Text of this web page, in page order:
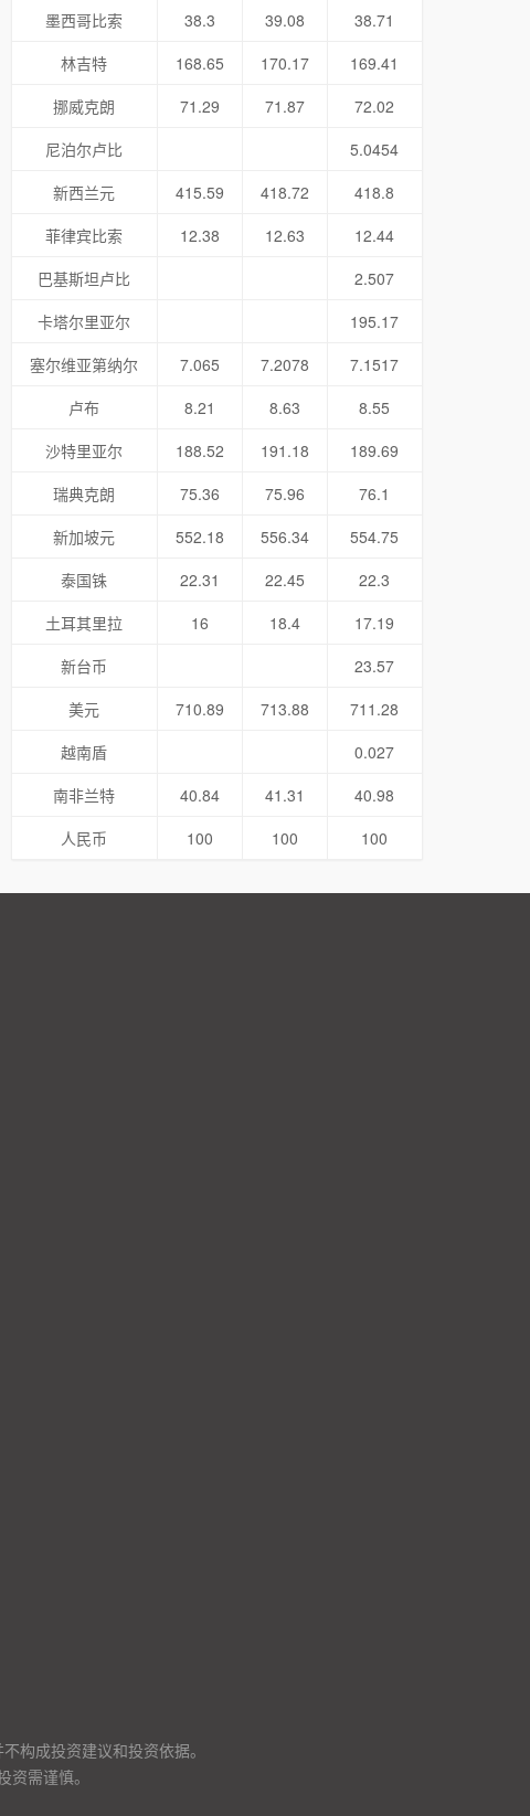
墨西哥比索
38.3 39.08
38.71
林吉特
168.65 170.17
169.41
挪威克朗
71.29 71.87
72.02
尼泊尔卢比
5.0454
新西兰元
415.59 418.72
418.8
菲律宾比索
12.38 12.63
12.44
巴基斯坦卢比
2.507
卡塔尔里亚尔
195.17
塞尔维亚第纳尔
7.065 7.2078
7.1517
卢布
8.21 8.63
8.55
沙特里亚尔
188.52 191.18
189.69
瑞典克朗
75.36 75.96
76.1
新加坡元
552.18 556.34
554.75
泰国铢
22.31 22.45
22.3
土耳其里拉
16 18.4
17.19
新台币
23.57
美元
710.89 713.88
711.28
越南盾
0.027
南非兰特
40.84 41.31
40.98
人民币
100 100 100
构成投资建议和投资依据。
需谨慎。